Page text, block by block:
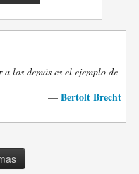
los demás es el ejemplo de
— Bertolt Brecht